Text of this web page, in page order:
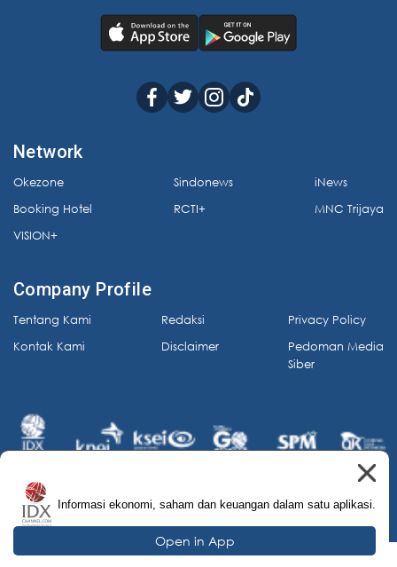
Network
Okezone
Booking Hotel
VISION+
Sindonews
RCTI+
iNews
MNC Trijaya
Company Profile
Tentang Kami
Kontak Kami
Redaksi
Disclaimer
Privacy Policy
Pedoman Media
Siber
© 2026 IDX Channel. All Rights Reserved.
Informasi ekonomi, saham dan keuangan dalam satu aplikasi.
Open in App